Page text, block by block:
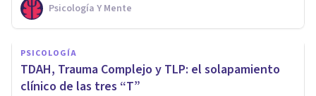
Psicología Y Mente
PSICOLOGÍA
TDAH, Trauma Complejo y TLP: el solapamiento
clínico de las tres “T”